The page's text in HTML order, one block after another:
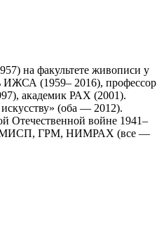
на факультете живописи у
ИЖСА (1959– 2016), профессор
академик РАХ (2001).
(оба — 2012).
Отечественной войне 1941–
ГМИСП, ГРМ, НИМРАХ (все —